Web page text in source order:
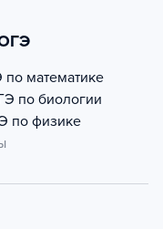
математике
по биологии
по физике